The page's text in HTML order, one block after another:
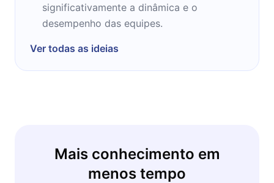
significativamente a dinâmica e o
desempenho das equipes.
Ver todas as ideias
Mais conhecimento em
menos tempo